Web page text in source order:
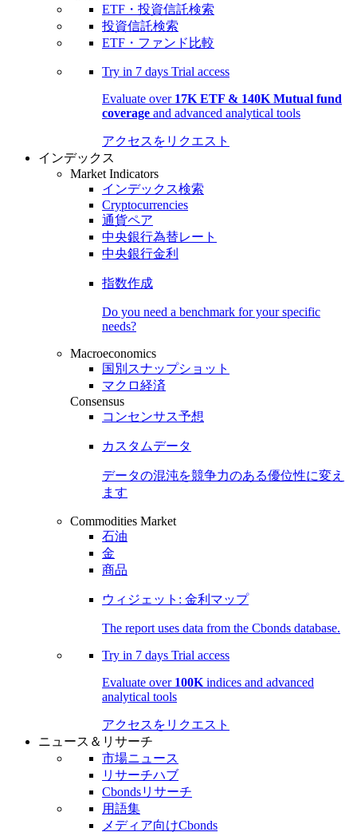
ETF・投資信託検索
投資信託検索
ETF・ファンド比較
Try in 7 days Trial access
Evaluate over 17K ETF & 140K Mutual fund
coverage and advanced analytical tools
アクセスをリクエスト
インデックス
Market Indicators
インデックス検索
Cryptocurrencies
通貨ペア
中央銀行為替レート
中央銀行金利
指数作成
Do you need a benchmark for your specific
needs?
Macroeconomics
国別スナップショット
マクロ経済
Consensus
コンセンサス予想
カスタムデータ
データの混沌を競争力のある優位性に変え
ます
Commodities Market
石油
金
商品
ウィジェット: 金利マップ
The report uses data from the Cbonds database.
Try in 7 days Trial access
Evaluate over 100K indices and advanced
analytical tools
アクセスをリクエスト
ニュース＆リサーチ
市場ニュース
リサーチハブ
Cbondsリサーチ
用語集
メディア向けCbonds